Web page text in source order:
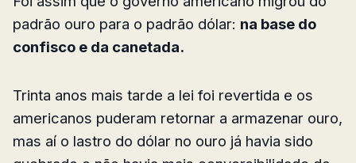
padrão ouro para o padrão dólar: na base do
confisco e da canetada.
Trinta anos mais tarde a lei foi revertida e os
americanos puderam retornar a armazenar ouro,
mas aí o lastro do dólar no ouro já havia sido